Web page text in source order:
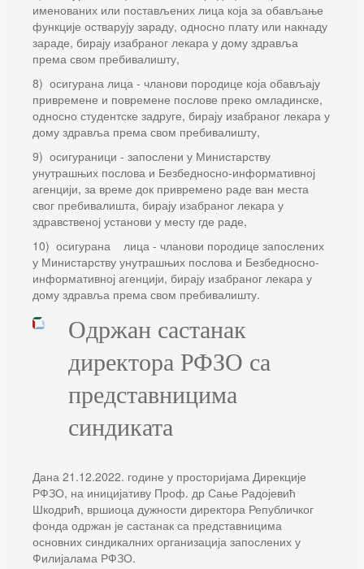
именованих или постављених лица која за обављање
функције остварују зараду, односно плату или накнаду
зараде, бирају изабраног лекара у дому здравља
према свом пребивалишту,
8) осигурана лица - чланови породице која обављају
привремене и повремене послове преко омладинске,
односно студентске задруге, бирају изабраног лекара у
дому здравља према свом пребивалишту,
9) осигураници - запослени у Министарству
унутрашњих послова и Безбедносно-информативној
агенцији, за време док привремено раде ван места
свог пребивалишта, бирају изабраног лекара у
здравственој установи у месту где раде,
10) осигурана лица - чланови породице запослених
у Министарству унутрашњих послова и Безбедносно-
информативној агенцији, бирају изабраног лекара у
дому здравља према свом пребивалишту.
Одржан састанак
директора РФЗО са
представницима
синдиката
Дана 21.12.2022. године у просторијама Дирекције
РФЗО, на иницијативу Проф. др Сање Радојевић
Шкодрић, вршиоца дужности директора Републичког
фонда одржан је састанак са представницима
основних синдикалних организација запослених у
Филијалама РФЗО.